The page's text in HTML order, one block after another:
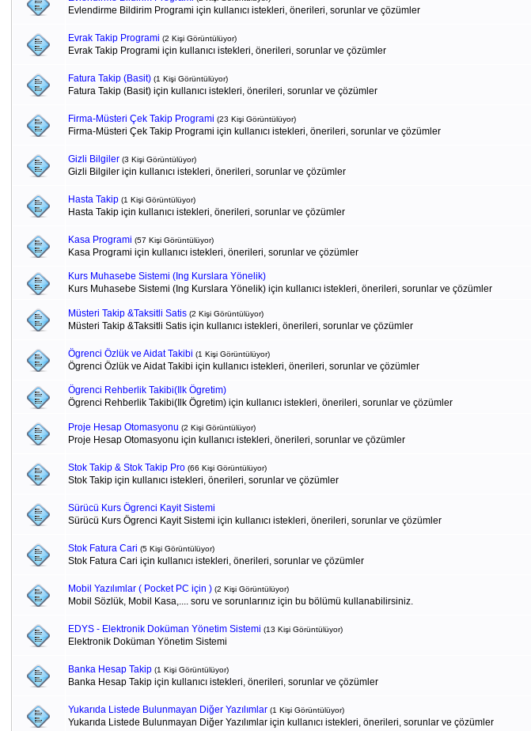
Evlendirme Bildirim Programi için kullanıcı istekleri, önerileri, sorunlar ve çözümler
Evrak Takip Programi (2 Kişi Görüntülüyor)
Evrak Takip Programi için kullanıcı istekleri, önerileri, sorunlar ve çözümler
Fatura Takip (Basit) (1 Kişi Görüntülüyor)
Fatura Takip (Basit) için kullanıcı istekleri, önerileri, sorunlar ve çözümler
Firma-Müsteri Çek Takip Programi (23 Kişi Görüntülüyor)
Firma-Müsteri Çek Takip Programi için kullanıcı istekleri, önerileri, sorunlar ve çözümler
Gizli Bilgiler (3 Kişi Görüntülüyor)
Gizli Bilgiler için kullanıcı istekleri, önerileri, sorunlar ve çözümler
Hasta Takip (1 Kişi Görüntülüyor)
Hasta Takip için kullanıcı istekleri, önerileri, sorunlar ve çözümler
Kasa Programi (57 Kişi Görüntülüyor)
Kasa Programi için kullanıcı istekleri, önerileri, sorunlar ve çözümler
Kurs Muhasebe Sistemi (Ing Kurslara Yönelik)
Kurs Muhasebe Sistemi (Ing Kurslara Yönelik) için kullanıcı istekleri, önerileri, sorunlar ve çözümler
Müsteri Takip &Taksitli Satis (2 Kişi Görüntülüyor)
Müsteri Takip &Taksitli Satis için kullanıcı istekleri, önerileri, sorunlar ve çözümler
Ögrenci Özlük ve Aidat Takibi (1 Kişi Görüntülüyor)
Ögrenci Özlük ve Aidat Takibi için kullanıcı istekleri, önerileri, sorunlar ve çözümler
Ögrenci Rehberlik Takibi(Ilk Ögretim)
Ögrenci Rehberlik Takibi(Ilk Ögretim) için kullanıcı istekleri, önerileri, sorunlar ve çözümler
Proje Hesap Otomasyonu (2 Kişi Görüntülüyor)
Proje Hesap Otomasyonu için kullanıcı istekleri, önerileri, sorunlar ve çözümler
Stok Takip & Stok Takip Pro (66 Kişi Görüntülüyor)
Stok Takip için kullanıcı istekleri, önerileri, sorunlar ve çözümler
Sürücü Kurs Ögrenci Kayit Sistemi
Sürücü Kurs Ögrenci Kayit Sistemi için kullanıcı istekleri, önerileri, sorunlar ve çözümler
Stok Fatura Cari (5 Kişi Görüntülüyor)
Stok Fatura Cari için kullanıcı istekleri, önerileri, sorunlar ve çözümler
Mobil Yazılımlar ( Pocket PC için ) (2 Kişi Görüntülüyor)
Mobil Sözlük, Mobil Kasa,.... soru ve sorunlarınız için bu bölümü kullanabilirsiniz.
EDYS - Elektronik Doküman Yönetim Sistemi (13 Kişi Görüntülüyor)
Elektronik Doküman Yönetim Sistemi
Banka Hesap Takip (1 Kişi Görüntülüyor)
Banka Hesap Takip için kullanıcı istekleri, önerileri, sorunlar ve çözümler
Yukarıda Listede Bulunmayan Diğer Yazılımlar (1 Kişi Görüntülüyor)
Yukarıda Listede Bulunmayan Diğer Yazılımlar için kullanıcı istekleri, önerileri, sorunlar ve çözümler